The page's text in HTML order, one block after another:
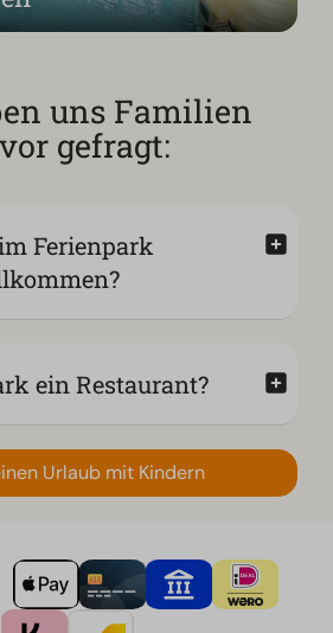
uns Familien
gefragt:
Ferienpark
ein Restaurant?
Urlaub mit Kindern